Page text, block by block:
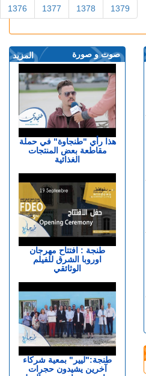
1376 1377 1378 1379
المزيد صوت و صورة
هذا رأي "طنجاوة" في حملة
مقاطعة بعض المنتجات
الغذائية
طنجة : افتتاح مهرجان
اوروبا الشرق للفيلم
الوثائقي
طنجة:"ليير" بمعية شركاء
آخرين يشيدون حجرات